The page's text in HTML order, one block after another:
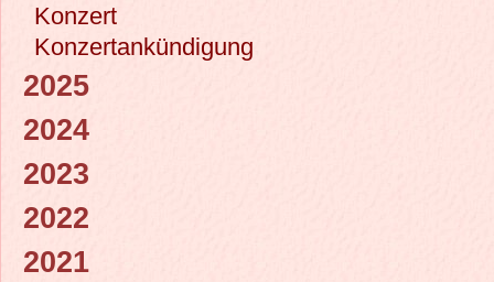
Konzert
Konzertankündigung
2025
2024
2023
2022
2021